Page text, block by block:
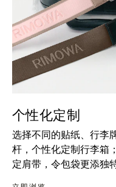
个性化定制
选择不同的贴纸、行李
杆，个性化定制行李箱
定肩带，令包袋更添独